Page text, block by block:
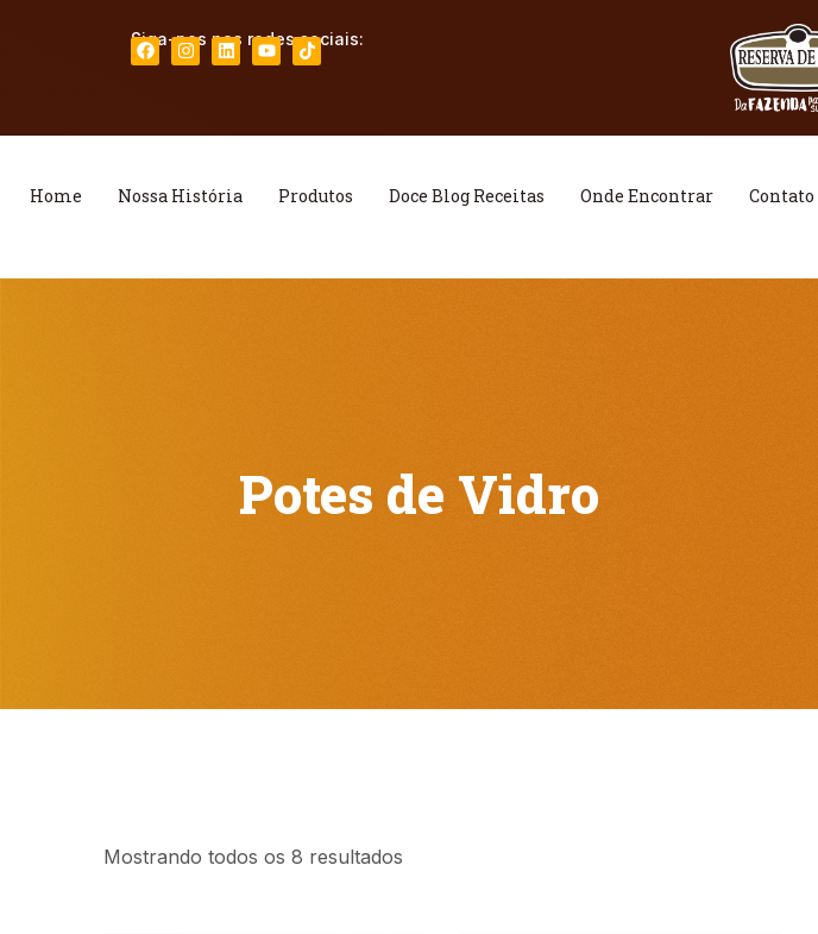
Siga-nos nas redes sociais:
Home Nossa História Produtos Doce Blog Receitas Onde Encontrar Contato
Potes de Vidro
Mostrando todos os 8 resultados